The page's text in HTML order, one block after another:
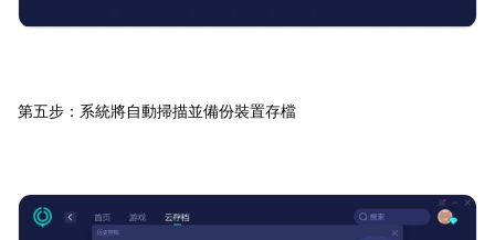
第五步：系統將自動掃描並備份裝置存檔